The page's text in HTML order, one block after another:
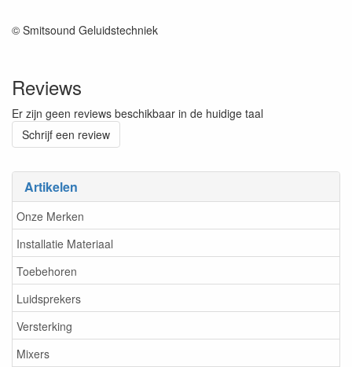
Artikelen
Onze Merken
Installatie Materiaal
Toebehoren
Luidsprekers
Versterking
Mixers
© Smitsound Geluidstechniek
Reviews
Er zijn geen reviews beschikbaar in de huidige taal
Schrijf een review